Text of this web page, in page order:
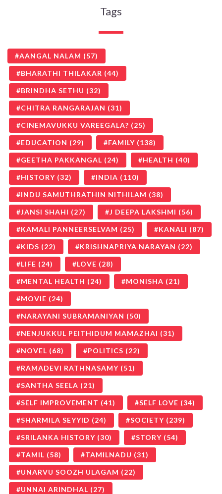
Tags
AANGAL NALAM (57)
BHARATHI THILAKAR (44)
BRINDHA SETHU (32)
CHITRA RANGARAJAN (31)
CINEMAVUKKU VAREEGALA? (25)
EDUCATION (29) FAMILY (138)
GEETHA PAKKANGAL (24) HEALTH (40)
HISTORY (32) INDIA (110)
INDU SAMUTHRATHIN NITHILAM (38)
JANSI SHAHI (27) J DEEPA LAKSHMI (56)
KAMALI PANNEERSELVAM (25) KANALI (87)
KIDS (22) KRISHNAPRIYA NARAYAN (22)
LIFE (24) LOVE (28)
MENTAL HEALTH (24) MONISHA (21)
MOVIE (24)
NARAYANI SUBRAMANIYAN (50)
NENJUKKUL PEITHIDUM MAMAZHAI (31)
NOVEL (68) POLITICS (22)
RAMADEVI RATHNASAMY (51)
SANTHA SEELA (21)
SELF IMPROVEMENT (41) SELF LOVE (34)
SHARMILA SEYYID (24) SOCIETY (239)
SRILANKA HISTORY (30) STORY (54)
TAMIL (58) TAMILNADU (31)
UNARVU SOOZH ULAGAM (22)
UNNAI ARINDHAL (27)